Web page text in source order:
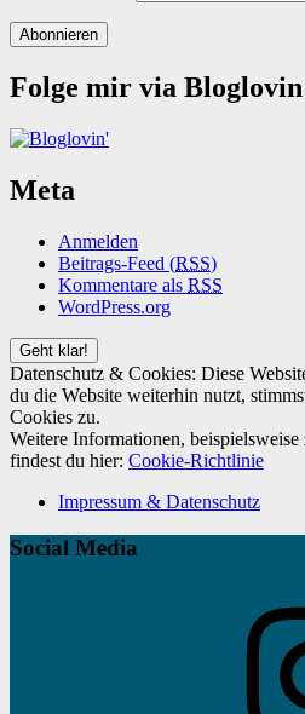
Abonnieren
Folge mir via
Meta
Anmelden
Beitrags-Feed (RSS)
Kommentare als RSS
WordPress.org
Datenschutz & Cookies: Diese
du die Website weiterhin nutzt,
Cookies zu.
Weitere Informationen,
findest du hier: Cookie-Richtlinie
Impressum & Datenschutz
Social Media